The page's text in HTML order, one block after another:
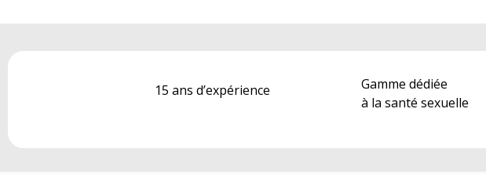
15 ans d’expérience
Gamme dédiée
à la santé sexuelle